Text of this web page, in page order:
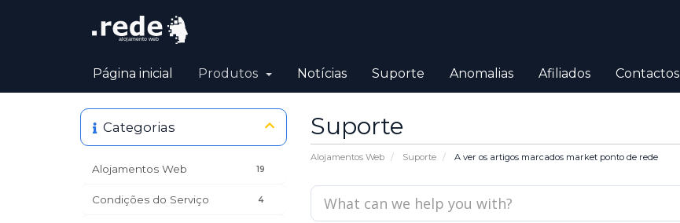
Página inicial Produtos Notícias Suporte Anomalias Afiliados Contactos
Suporte
Alojamentos Web Suporte A ver os artigos marcados market ponto de rede
Categorias
19
Alojamentos Web
4
Condições do Serviço